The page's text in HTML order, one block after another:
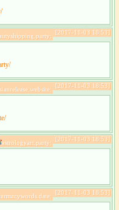
[2017-11-03 18:53]
[2017-11-03 18:53]
[2017-11-03 18:53]
astrologyart.party:
[2017-11-03 18:53]